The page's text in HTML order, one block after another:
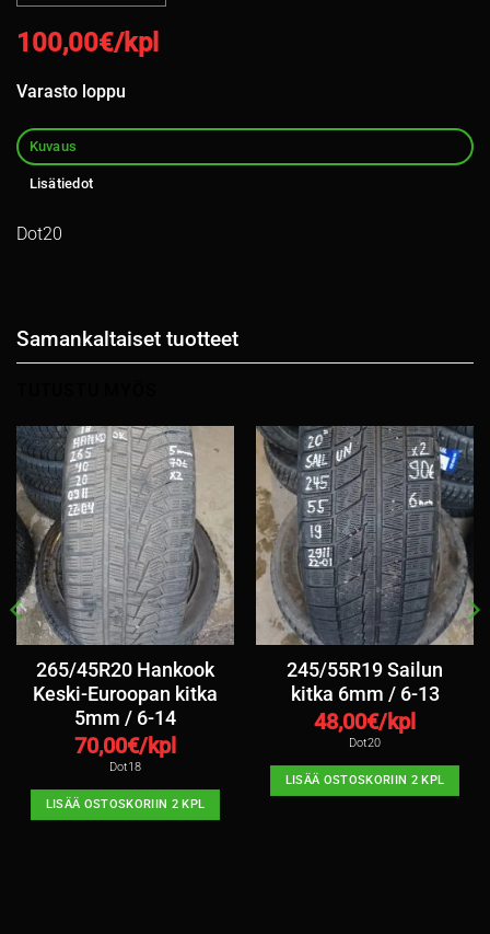
100,00€/kpl
Varasto loppu
Kuvaus
Lisätiedot
Dot20
Samankaltaiset tuotteet
265/45R20 Hankook
Keski-Euroopan kitka
5mm / 6-14
70,00€/kpl
Dot18
LISÄÄ OSTOSKORIIN 2 KPL
245/55R19 Sailun
kitka 6mm / 6-13
48,00€/kpl
Dot20
LISÄÄ OSTOSKORIIN 2 KPL